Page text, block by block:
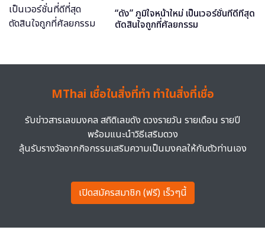
“ดัง” ภูมิใจหน้าใหม่ เป็นเวอร์ชั่นที่ดีที่สุด
ตัดสินใจถูกที่ศัลยกรรม
MThai เชื่อในสิ่งที่ทำ ทำในสิ่งที่เชื่อ
รับข่าวสารเลขมงคล สถิติเลขดัง ดวงรายวัน รายเดือน รายปี
พร้อมแนะนำวิธีเสริมดวง
ลุ้นรับรางวัลจากกิจกรรมเสริมความเป็นมงคลให้กับตัวท่านเอง
เปิดสมัครสมาชิก (ฟรี) เร็วๆนี้